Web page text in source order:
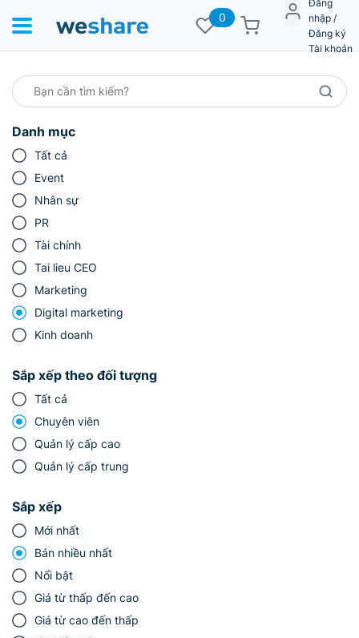
0
Đăng
nhập /
Đăng ký
Tài khoản
Danh mục
Tất cả
Event
Nhân sự
PR
Tài chính
Tai lieu CEO
Marketing
Digital marketing
Kinh doanh
Sắp xếp theo đối tượng
Tất cả
Chuyên viên
Quản lý cấp cao
Quản lý cấp trung
Sắp xếp
Mới nhất
Bán nhiều nhất
Nổi bật
Giá từ thấp đến cao
Giá từ cao đến thấp